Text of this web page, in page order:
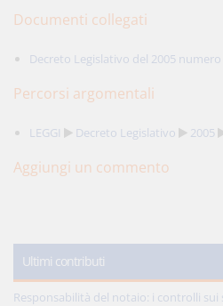
Documenti collegati
Decreto Legislativo del 2005 numero
Percorsi argomentali
LEGGI Decreto Legislativo 2005
Aggiungi un commento
Ultimi contributi
Responsabilità del notaio: i controlli